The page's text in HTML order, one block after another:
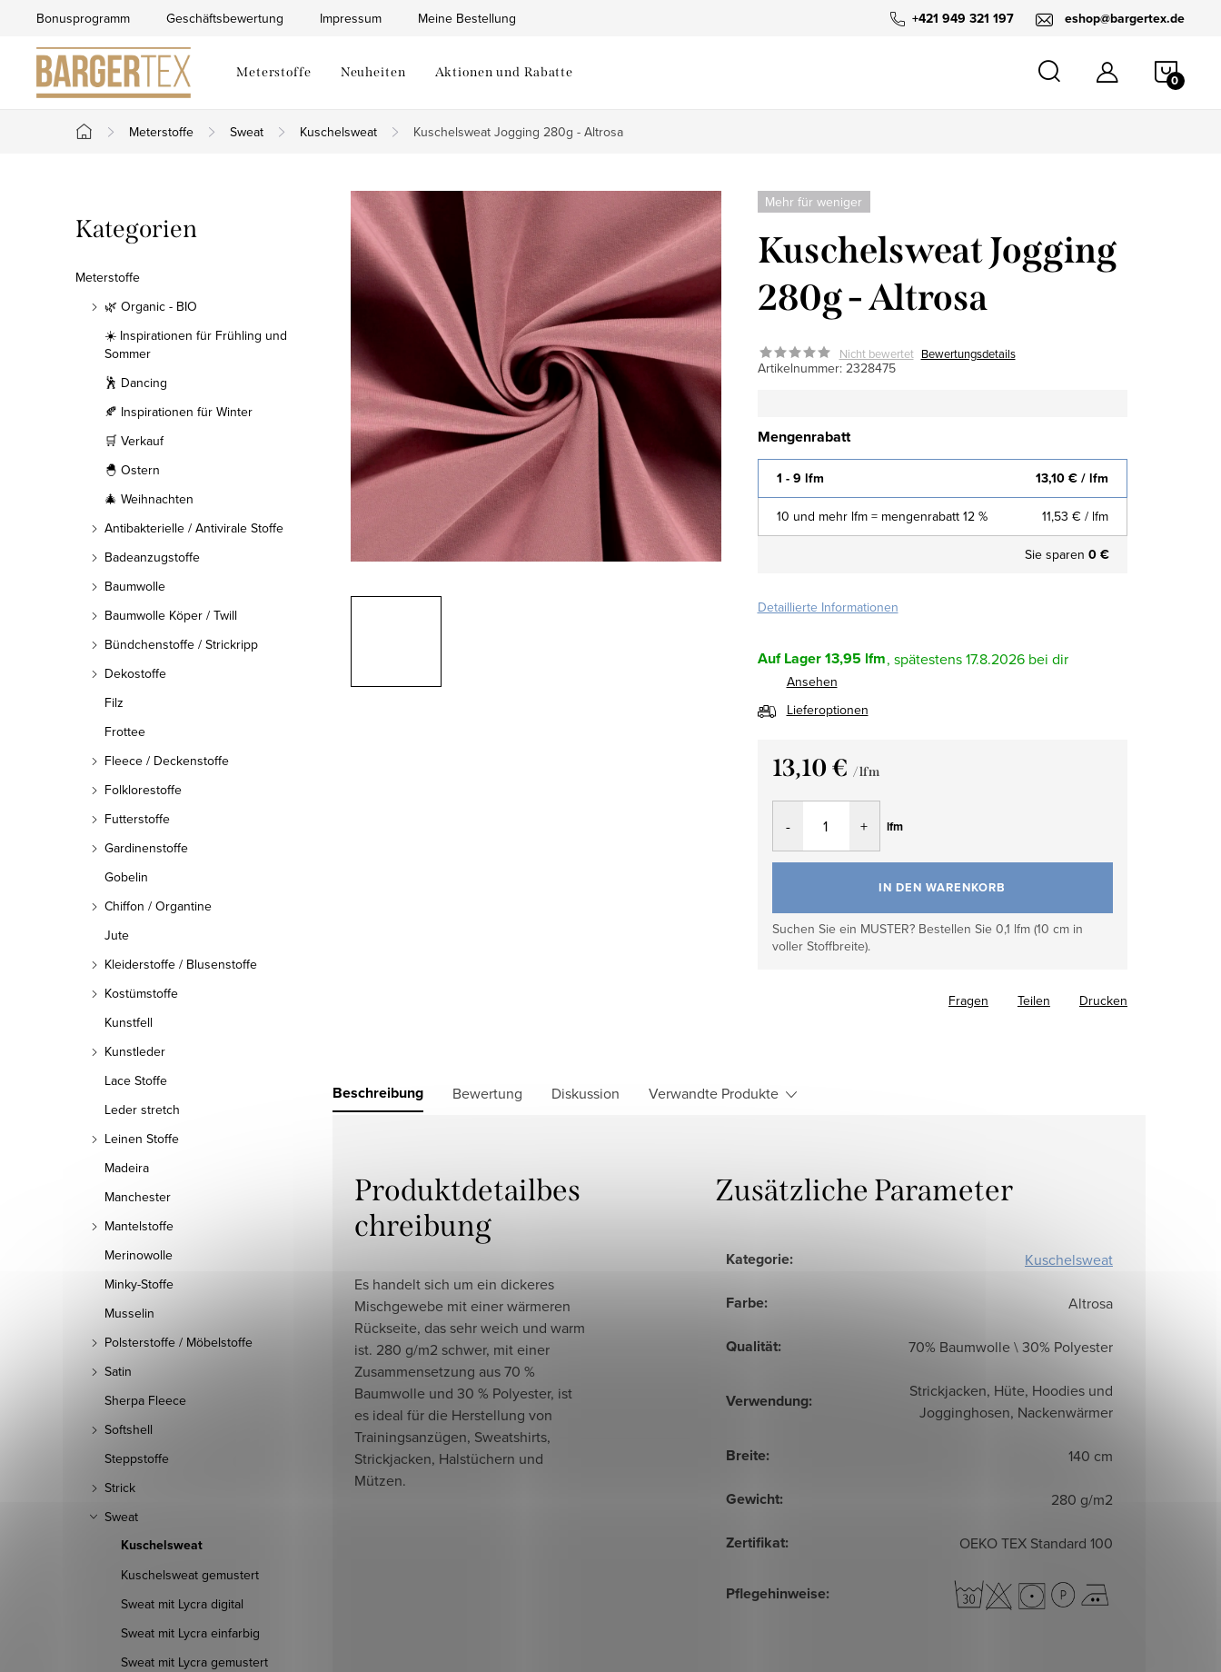
springen
+421 949 321 197 eshop@bargertex.de
Bonusprogramm Geschäftsbewertung Impressum Meine Bestellung
Meterstoffe Neuheiten Aktionen und Rabatte
Startseite
Meterstoffe Sweat Kuschelsweat Kuschelsweat Jogging 280g - Altrosa
e
i
Kategorien
überspringen
Kategorien
Meterstoffe
🌿 Organic - BIO
☀️ Inspirationen für Frühling und
Sommer
🕺 Dancing
🍂 Inspirationen für Winter
🛒 Verkauf
🐣 Ostern
🎄 Weihnachten
Antibakterielle / Antivirale Stoffe
Badeanzugstoffe
Baumwolle
Baumwolle Köper / Twill
Bündchenstoffe / Strickripp
Dekostoffe
Filz
Frottee
Fleece / Deckenstoffe
Folklorestoffe
Futterstoffe
Gardinenstoffe
Gobelin
Chiffon / Organtine
Jute
Kleiderstoffe / Blusenstoffe
Kostümstoffe
Kunstfell
Kunstleder
Lace Stoffe
Leder stretch
Leinen Stoffe
Madeira
Manchester
Mantelstoffe
Merinowolle
Minky-Stoffe
Musselin
Polsterstoffe / Möbelstoffe
Satin
Sherpa Fleece
Softshell
Steppstoffe
Strick
Sweat
Kuschelsweat
Kuschelsweat gemustert
Sweat mit Lycra digital
Sweat mit Lycra einfarbig
Sweat mit Lycra gemustert
Mehr für weniger
Kuschelsweat Jogging
280g - Altrosa
Nicht bewertet Bewertungsdetails
Artikelnummer: 2328475
Mengenrabatt
1 - 9 lfm 13,10 €/ lfm
10 und mehr lfm = mengenrabatt 12 % 11,53 € / lfm
Sie sparen 0 €
Detaillierte Informationen
Auf Lager13,95 lfm 17.8.2026
Ansehen
Lieferoptionen
13,10 € / lfm
Verkaufspreis:
lfm
IN DEN WARENKORB
Suchen Sie ein MUSTER? Bestellen Sie 0,1 lfm (10 cm in
voller Stoffbreite).
Drucken
Fragen Teilen
Beschreibung Bewertung Diskussion Verwandte Produkte
Produktdetailbes
chreibung
Es handelt sich um ein dickeres
Mischgewebe mit einer wärmeren
Rückseite, das sehr weich und warm
ist. 280 g/m2 schwer, mit einer
Zusammensetzung aus 70 %
Baumwolle und 30 % Polyester, ist
es ideal für die Herstellung von
Trainingsanzügen, Sweatshirts,
Strickjacken, Halstüchern und
Mützen.
Zusätzliche Parameter
Kategorie: Kuschelsweat
Farbe: Altrosa
Qualität: 70% Baumwolle \ 30% Polyester
Verwendung:
Strickjacken, Hüte, Hoodies und
Jogginghosen, Nackenwärmer
Breite: 140 cm
Gewicht: 280 g/m2
Zertifikat: OEKO TEX Standard 100
Pflegehinweise: